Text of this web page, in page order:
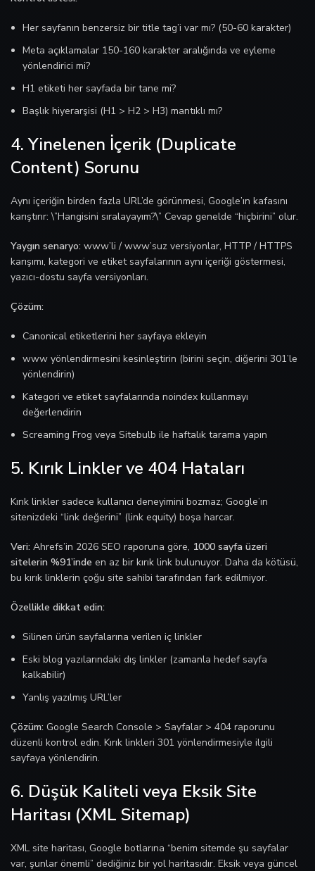
Her sayfanın benzersiz bir title tag’i var mı? (50-60 karakter)
Meta açıklamalar 150-160 karakter aralığında ve eyleme
yönlendirici mi?
H1 etiketi her sayfada bir tane mi?
Başlık hiyerarşisi (H1 > H2 > H3) mantıklı mı?
4. Yinelenen İçerik (Duplicate
Content) Sorunu
Aynı içeriğin birden fazla URL’de görünmesi, Google’ın kafasını
karıştırır: \”Hangisini sıralayayım?\” Cevap genelde “hiçbirini” olur.
Yaygın senaryo: www’li / www’suz versiyonlar, HTTP / HTTPS
karışımı, kategori ve etiket sayfalarının aynı içeriği göstermesi,
yazıcı-dostu sayfa versiyonları.
Çözüm:
Canonical etiketlerini her sayfaya ekleyin
www yönlendirmesini kesinleştirin (birini seçin, diğerini 301’le
yönlendirin)
Kategori ve etiket sayfalarında noindex kullanmayı
değerlendirin
Screaming Frog veya Sitebulb ile haftalık tarama yapın
5. Kırık Linkler ve 404 Hataları
Kırık linkler sadece kullanıcı deneyimini bozmaz; Google’ın
sitenizdeki “link değerini” (link equity) boşa harcar.
Veri: Ahrefs’in 2026 SEO raporuna göre, 1000 sayfa üzeri
sitelerin %91’inde en az bir kırık link bulunuyor. Daha da kötüsü,
bu kırık linklerin çoğu site sahibi tarafından fark edilmiyor.
Özellikle dikkat edin:
Silinen ürün sayfalarına verilen iç linkler
Eski blog yazılarındaki dış linkler (zamanla hedef sayfa
kalkabilir)
Yanlış yazılmış URL’ler
Çözüm: Google Search Console > Sayfalar > 404 raporunu
düzenli kontrol edin. Kırık linkleri 301 yönlendirmesiyle ilgili
sayfaya yönlendirin.
6. Düşük Kaliteli veya Eksik Site
Haritası (XML Sitemap)
XML site haritası, Google botlarına “benim sitemde şu sayfalar
var, şunlar önemli” dediğiniz bir yol haritasıdır. Eksik veya güncel